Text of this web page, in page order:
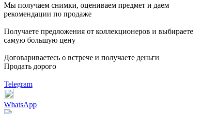
Мы получаем снимки, оцениваем предмет и даем
рекомендации по продаже
Получаете предложения от коллекционеров и выбираете
самую большую цену
Договариваетесь о встрече и получаете деньги
Продать дорого
Telegram
WhatsApp